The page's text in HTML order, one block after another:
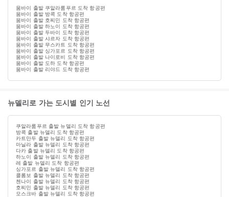
뭄바이 출발 쿠알라룸푸르 도착 항공편
뭄바이 출발 방콕 도착 항공편
뭄바이 출발 호찌민 도착 항공편
뭄바이 출발 하노이 도착 항공편
뭄바이 출발 두바이 도착 항공편
뭄바이 출발 샤르자 도착 항공편
뭄바이 출발 무스카트 도착 항공편
뭄바이 출발 싱가포르 도착 항공편
뭄바이 출발 나이로비 도착 항공편
뭄바이 출발 도하 도착 항공편
뭄바이 출발 리야드 도착 항공편
뉴델리로 가는 도시별 인기 노선
쿠알라룸푸르 출발 뉴델리 도착 항공편
방콕 출발 뉴델리 도착 항공편
카트만두 출발 뉴델리 도착 항공편
마닐라 출발 뉴델리 도착 항공편
다카 출발 뉴델리 도착 항공편
하노이 출발 뉴델리 도착 항공편
레 출발 뉴델리 도착 항공편
싱가포르 출발 뉴델리 도착 항공편
콜롬보 출발 뉴델리 도착 항공편
첸나이 출발 뉴델리 도착 항공편
호찌민 출발 뉴델리 도착 항공편
모스크바 출발 뉴델리 도착 항공편